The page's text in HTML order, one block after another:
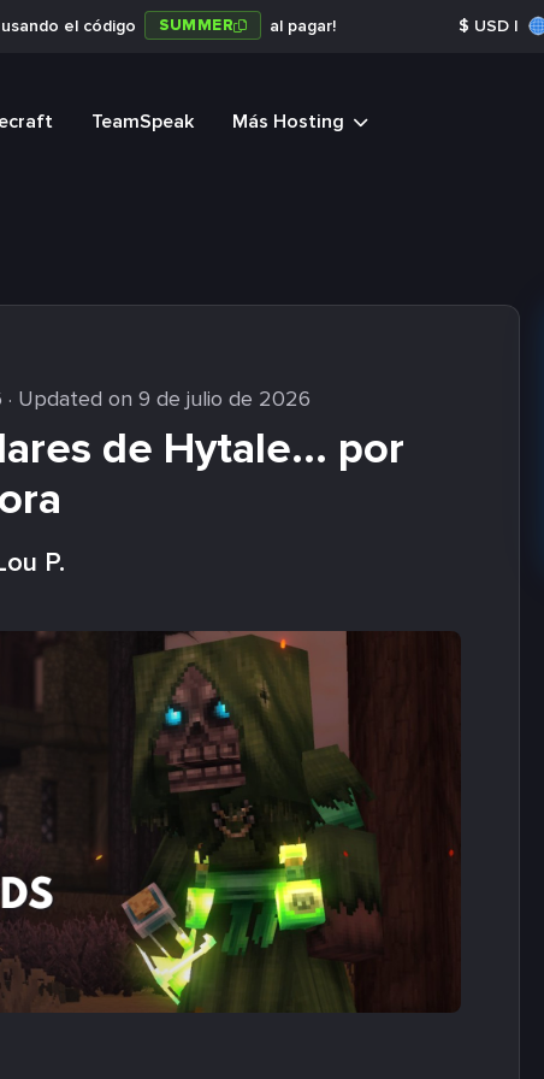
el código SUMMER al pagar! $ USD |
TeamSpeak Más Hosting
· Updated on 9 de julio de 2026
de Hytale... por
P.